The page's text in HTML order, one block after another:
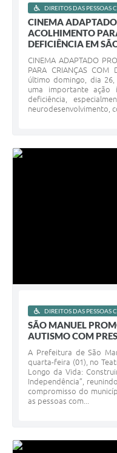
DIREITOS DAS PESSOAS
CINEMA
ACOLHIMENTO
DEFICIÊNCIA EM
CINEMA ADAPTADO
PARA CRIANÇAS COM
último domingo, dia
uma importante ação
deficiência,
neurodesenvolvimento,
DIREITOS DAS PESSOAS
SÃO MANUEL
AUTISMO COM
A Prefeitura de São
quarta-feira (01), no
Longo da Vida:
Independência”,
compromisso do
as pessoas com...